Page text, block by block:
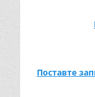
Поставте